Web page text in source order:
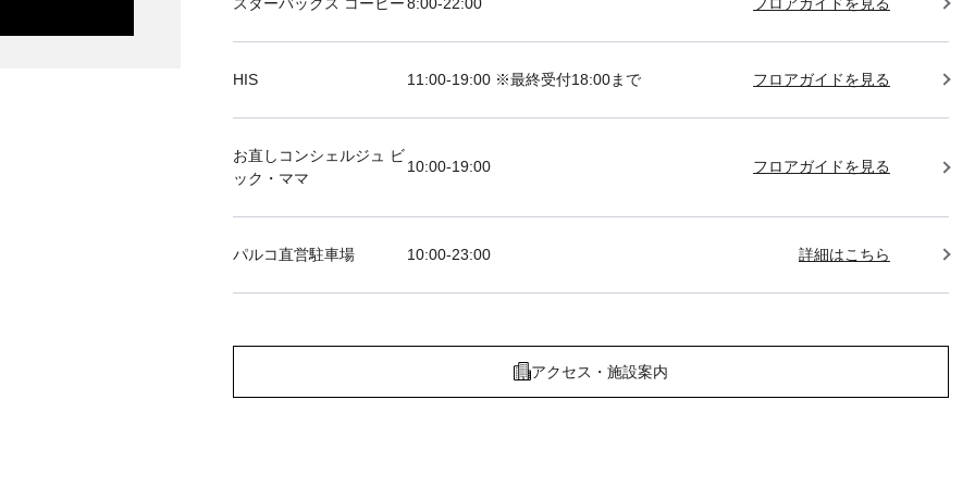
HIS 11:00-19:00 ※最終受付18:00まで フロアガイドを見る
お直しコンシェルジュ ビ
ック・ママ
10:00-19:00 フロアガイドを見る
パルコ直営駐車場 10:00-23:00 詳細はこちら
アクセス・施設案内